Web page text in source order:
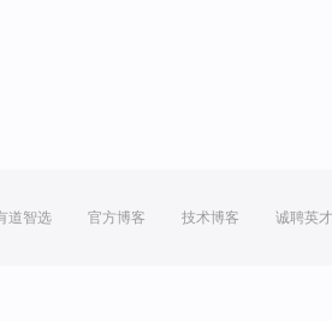
道智选 官方博客 技术博客 诚聘英才